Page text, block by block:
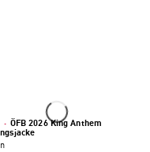
· ÖFB 2026 King Anthem